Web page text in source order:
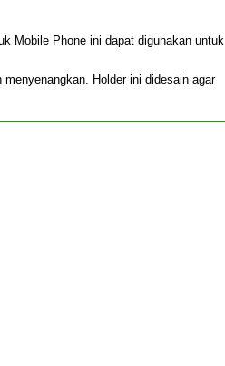
Mobile Phone ini dapat digunakan untuk
Holder ini didesain agar